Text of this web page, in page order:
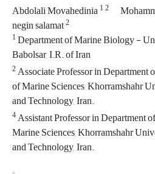
Abdolali Movahedinia12
negin salamat2
1Department of Marine Biology -
Babolsar, I.R. of Iran
2Associate Professor in
of Marine Sciences, Khorramshahr
and Technology, Iran.
4Assistant Professor in Department
Marine Sciences, Khorramshahr
and Technology, Iran.